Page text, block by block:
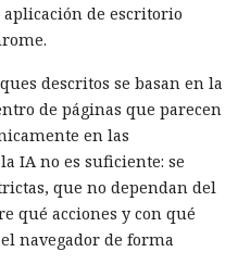
aplicación de escritorio
descritos se basan en la
de páginas que parecen
en las
IA no es suficiente: se
que no dependan del
qué acciones y con qué
navegador de forma